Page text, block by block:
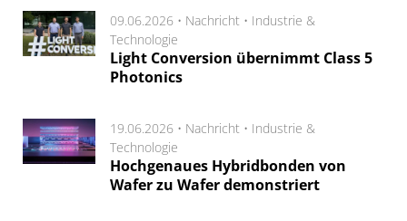
09.06.2026 • Nachricht • Industrie &
Technologie
Light Conversion übernimmt Class 5
Photonics
19.06.2026 • Nachricht • Industrie &
Technologie
Hochgenaues Hybridbonden von
Wafer zu Wafer demonstriert